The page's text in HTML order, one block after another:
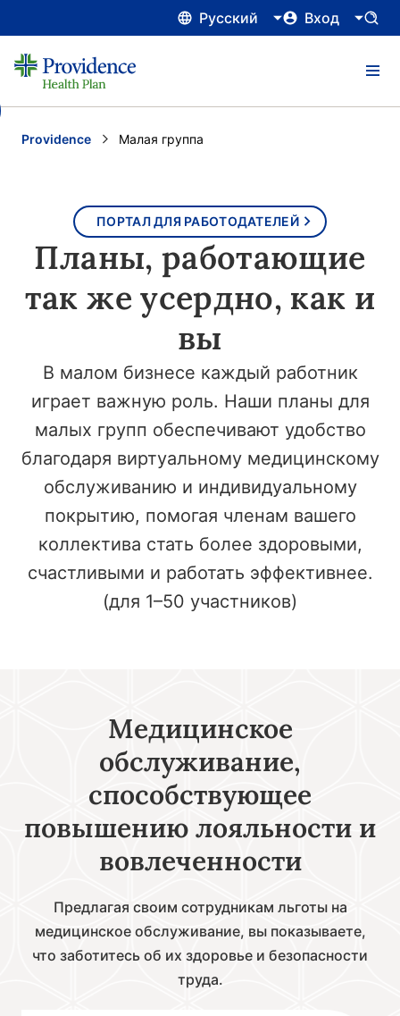
Русский Вход
Providence Current:
Малая группа
ПОРТАЛ ДЛЯ РАБОТОДАТЕЛЕЙ
Планы, работающие
так же усердно, как и
вы
В малом бизнесе каждый работник
играет важную роль. Наши планы для
малых групп обеспечивают удобство
благодаря виртуальному медицинскому
обслуживанию и индивидуальному
покрытию, помогая членам вашего
коллектива стать более здоровыми,
счастливыми и работать эффективнее.
(для 1–50 участников)
Медицинское
обслуживание,
способствующее
повышению лояльности и
вовлеченности
Предлагая своим сотрудникам льготы на
медицинское обслуживание, вы показываете,
что заботитесь об их здоровье и безопасности
труда.